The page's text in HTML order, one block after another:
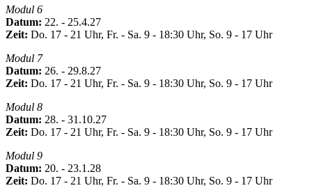
Modul 6
Datum: 22. - 25.4.27
Zeit: Do. 17 - 21 Uhr, Fr. - Sa. 9 - 18:30 Uhr, So. 9 - 17 Uhr
Modul 7
Datum: 26. - 29.8.27
Zeit: Do. 17 - 21 Uhr, Fr. - Sa. 9 - 18:30 Uhr, So. 9 - 17 Uhr
Modul 8
Datum: 28. - 31.10.27
Zeit: Do. 17 - 21 Uhr, Fr. - Sa. 9 - 18:30 Uhr, So. 9 - 17 Uhr
Modul 9
Datum: 20. - 23.1.28
Zeit: Do. 17 - 21 Uhr, Fr. - Sa. 9 - 18:30 Uhr, So. 9 - 17 Uhr